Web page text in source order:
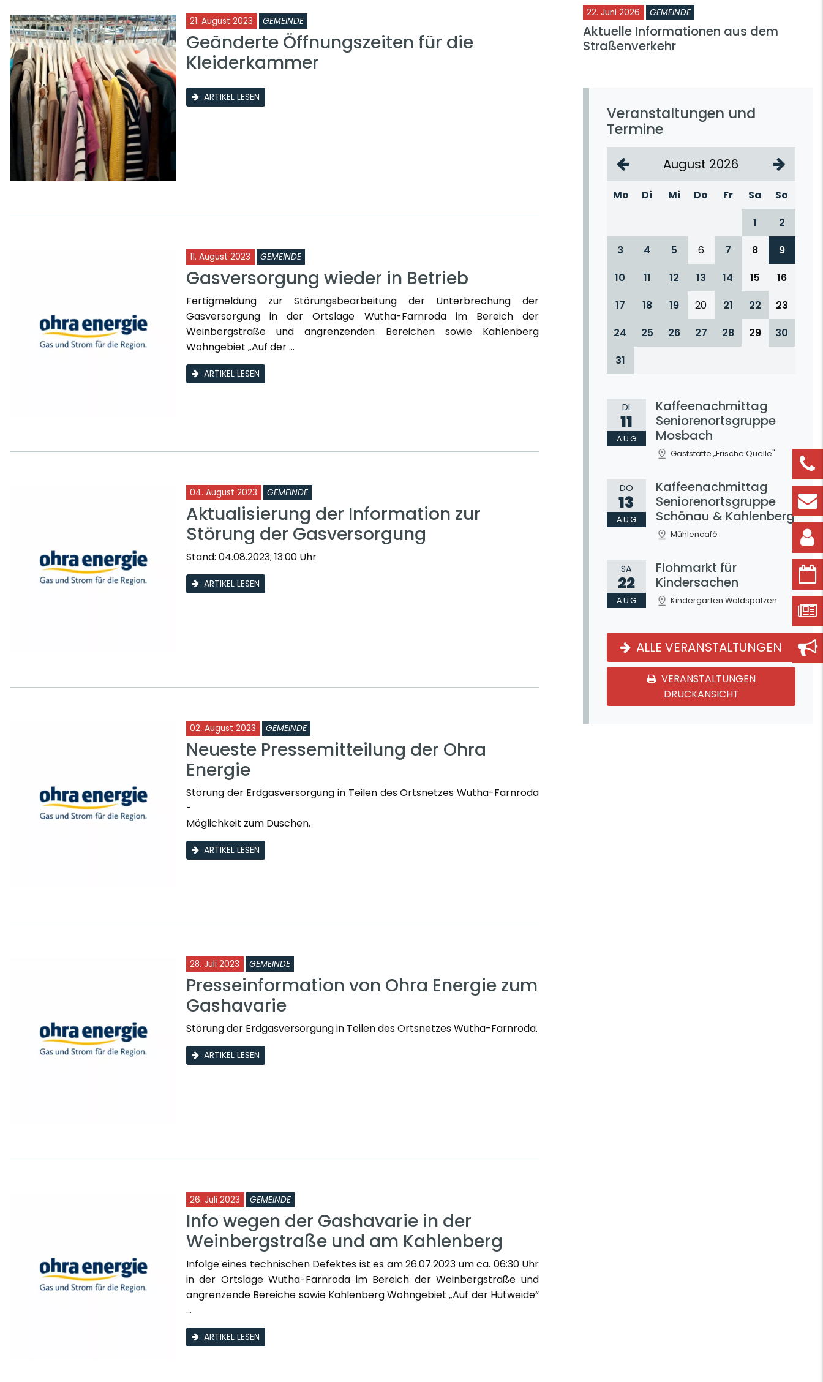
21. August 2023 GEMEINDE
Geänderte Öffnungszeiten für die
Kleiderkammer
ARTIKEL LESEN
11. August 2023 GEMEINDE
Gasversorgung wieder in Betrieb
Fertigmeldung zur Störungsbearbeitung der Unterbrechung der
Gasversorgung in der Ortslage Wutha-Farnroda im Bereich der
Weinbergstraße und angrenzenden Bereichen sowie Kahlenberg
Wohngebiet „Auf der ...
ARTIKEL LESEN
04. August 2023 GEMEINDE
Aktualisierung der Information zur
Störung der Gasversorgung
Stand: 04.08.2023; 13:00 Uhr
ARTIKEL LESEN
02. August 2023 GEMEINDE
Neueste Pressemitteilung der Ohra
Energie
Störung der Erdgasversorgung in Teilen des Ortsnetzes Wutha-Farnroda
-
Möglichkeit zum Duschen.
ARTIKEL LESEN
28. Juli 2023 GEMEINDE
Presseinformation von Ohra Energie zum
Gashavarie
Störung der Erdgasversorgung in Teilen des Ortsnetzes Wutha-Farnroda.
ARTIKEL LESEN
26. Juli 2023 GEMEINDE
Info wegen der Gashavarie in der
Weinbergstraße und am Kahlenberg
Infolge eines technischen Defektes ist es am 26.07.2023 um ca. 06:30 Uhr
in der Ortslage Wutha-Farnroda im Bereich der Weinbergstraße und
angrenzende Bereiche sowie Kahlenberg Wohngebiet „Auf der Hutweide“
...
ARTIKEL LESEN
22. Juni 2026 GEMEINDE
Aktuelle Informationen aus dem
Straßenverkehr
Veranstaltungen und
Termine
August 2026
Mo Di Mi Do Fr Sa
So
1
2
3
4 5 6 7 8
9
10
11 12 13 14 15
16
17
18 19 20 21 22
23
24
25 26 27 28 29
30
31
DI
11
AUG
Kaffeenachmittag
Seniorenortsgruppe
Mosbach
Gaststätte „Frische Quelle"
DO
13
AUG
Kaffeenachmittag
Seniorenortsgruppe
Schönau & Kahlenberg
Mühlencafé
SA
22
AUG
Flohmarkt für
Kindersachen
Kindergarten Waldspatzen
ALLE VERANSTALTUNGEN
VERANSTALTUNGEN
DRUCKANSICHT